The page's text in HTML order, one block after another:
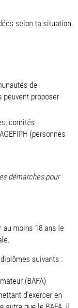
selon ta situation
de
peuvent proposer
comités
(personnes
démarches pour
au moins 18 ans le
suivants :
(BAFA)
d’exercer en